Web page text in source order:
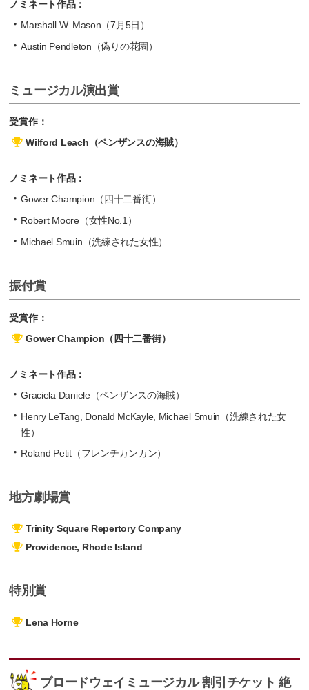
ノミネート作品：
Marshall W. Mason（7月5日）
Austin Pendleton（偽りの花園）
ミュージカル演出賞
受賞作：
Wilford Leach（ペンザンスの海賊）
ノミネート作品：
Gower Champion（四十二番街）
Robert Moore（女性No.1）
Michael Smuin（洗練された女性）
振付賞
受賞作：
Gower Champion（四十二番街）
ノミネート作品：
Graciela Daniele（ペンザンスの海賊）
Henry LeTang, Donald McKayle, Michael Smuin（洗練された女
性）
Roland Petit（フレンチカンカン）
地方劇場賞
Trinity Square Repertory Company
Providence, Rhode Island
特別賞
Lena Horne
ブロードウェイミュージカル 割引チケット 絶